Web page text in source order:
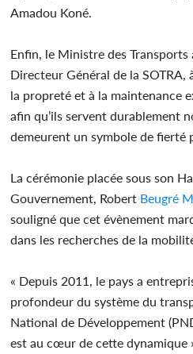
Amadou Koné.
Enfin, le Ministre des
Directeur Général de la SOTRA,
la propreté et à la maintenance
afin qu’ils servent durablement
demeurent un symbole de fierté
La cérémonie placée sous son
Gouvernement, Robert Beugré
souligné que cet évènement
dans les recherches de la
« Depuis 2011, le pays a
profondeur du système du
National de Développement
est au cœur de cette dynamique